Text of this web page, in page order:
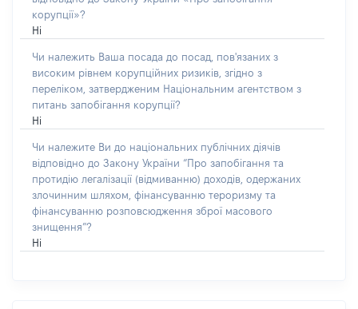
корупції»?
Ні
Чи належить Ваша посада до посад, пов'язаних з
високим рівнем корупційних ризиків, згідно з
переліком, затвердженим Національним агентством з
питань запобігання корупції?
Ні
Чи належите Ви до національних публічних діячів
відповідно до Закону України “Про запобігання та
протидію легалізації (відмиванню) доходів, одержаних
злочинним шляхом, фінансуванню тероризму та
фінансуванню розповсюдження зброї масового
знищення”?
Ні